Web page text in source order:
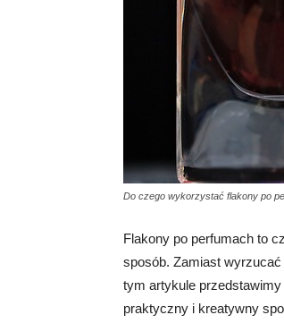
Do czego wykorzystać flakony po
Flakony po perfumach to
sposób. Zamiast
tym artykule
praktyczny i kreatywny